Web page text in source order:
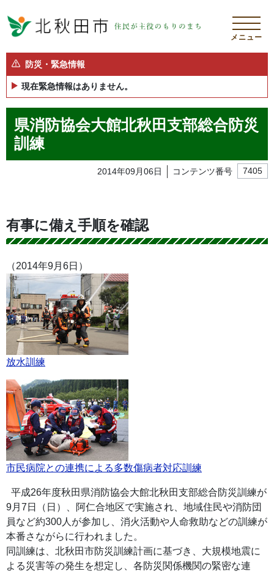
メニュー
防災・緊急情報
現在緊急情報はありません。
県消防協会大館北秋田支部総合防災
訓練
2014年09月06日 コンテンツ番号 7405
有事に備え手順を確認
（2014年9月6日）
放水訓練
市民病院との連携による多数傷病者対応訓練
平成26年度秋田県消防協会大館北秋田支部総合防災訓練が
9月7日（日）、阿仁合地区で実施され、地域住民や消防団
員など約300人が参加し、消火活動や人命救助などの訓練が
本番さながらに行われました。
同訓練は、北秋田市防災訓練計画に基づき、大規模地震に
よる災害等の発生を想定し、各防災関係機関の緊密な連